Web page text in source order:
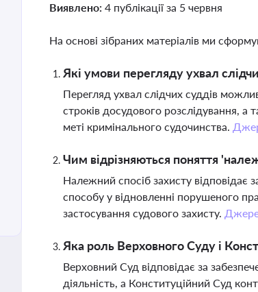
Виявлено: 4 публікації за 5 червня
На основі зібраних матеріалів ми
Які умови перегляду ухвал
Перегляд ухвал слідчих суддів
строків досудового розслідування, а
меті кримінального судочинства.
Чим відрізняються поняття
Належний спосіб захисту відповідає
способу у відновленні порушеного
застосування судового захисту.
Яка роль Верховного Суду і
Верховний Суд відповідає за
діяльність, а Конституційний Суд